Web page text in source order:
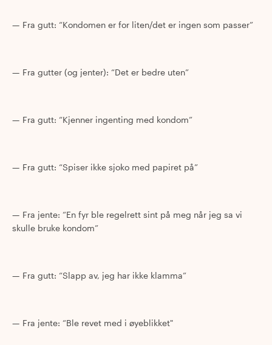
Fra gutt: “Kondomen er for liten/det er ingen som passer”
Fra gutter (og jenter): “Det er bedre uten”
Fra gutt: “Kjenner ingenting med kondom”
Fra gutt: “Spiser ikke sjoko med papiret på”
Fra jente: “En fyr ble regelrett sint på meg når jeg sa vi
skulle bruke kondom”
Fra gutt: “Slapp av, jeg har ikke klamma”
Fra jente: “Ble revet med i øyeblikket"